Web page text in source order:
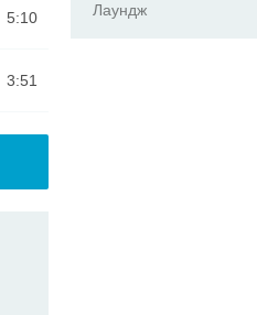
5:10
3:51
Лаундж